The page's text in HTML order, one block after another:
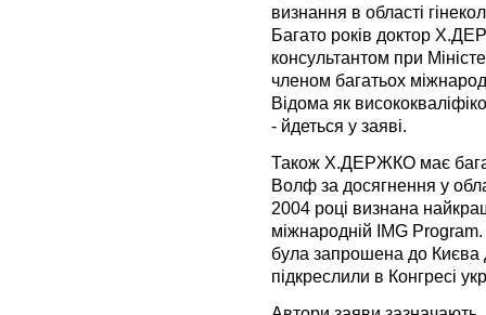
визнання в області
Багато років доктор
консультантом при
членом багатьох
Відома як
- йдеться у заяві.
Також Х.ДЕРЖКО має
Волф за досягнення у
2004 році визнана
міжнародній IMG
була запрошена до Києва
підкреслили в Конгресі